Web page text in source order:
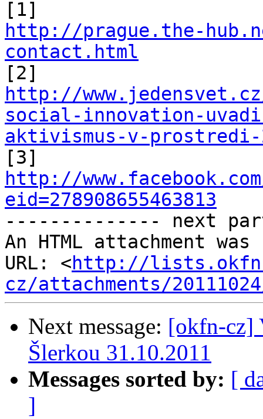
http://prague.the-
contact.html
http://
social-innovation-
aktivismus-v-prostredi-
http://
eid=278908655463813
-------------- next
An HTML attachment
URL: <http://
cz/attachments/
Next message: [okfn-cz]
Šlerkou 31.10.2011
Messages sorted by: [
]